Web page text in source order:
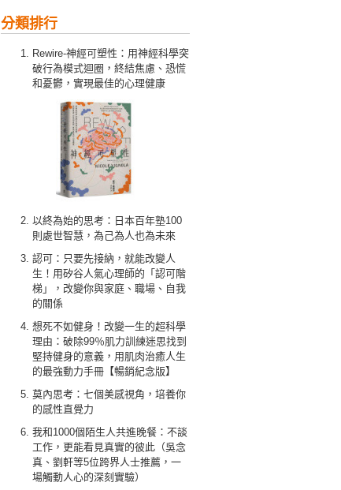
分類排行
Rewire-神經可塑性：用神經科學突
破行為模式迴圈，終結焦慮、恐慌
和憂鬱，實現最佳的心理健康
以終為始的思考：日本百年塾100
則處世智慧，為己為人也為未來
認可：只要先接納，就能改變人
生！用矽谷人氣心理師的「認可階
梯」，改變你與家庭、職場、自我
的關係
想死不如健身！改變一生的超科學
理由：破除99％肌力訓練迷思找到
堅持健身的意義，用肌肉治癒人生
的最強動力手冊【暢銷紀念版】
莫內思考：七個美感視角，培養你
的感性直覺力
我和1000個陌生人共進晚餐：不談
工作，更能看見真實的彼此（吳念
真、劉軒等5位跨界人士推薦，一
場觸動人心的深刻實驗）